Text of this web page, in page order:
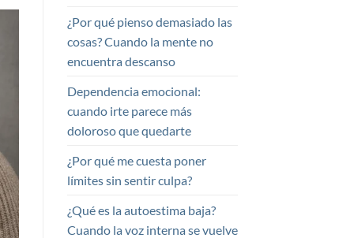
¿Por qué pienso demasiado las
cosas? Cuando la mente no
encuentra descanso
Dependencia emocional:
cuando irte parece más
doloroso que quedarte
¿Por qué me cuesta poner
límites sin sentir culpa?
¿Qué es la autoestima baja?
Cuando la voz interna se vuelve